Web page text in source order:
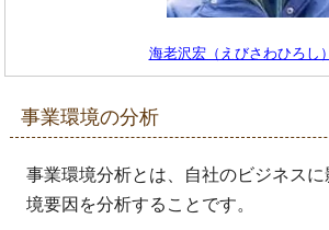
海老沢宏（えびさわひろし
事業環境の分析
事業環境分析とは、自社のビジネス
境要因を分析することです。